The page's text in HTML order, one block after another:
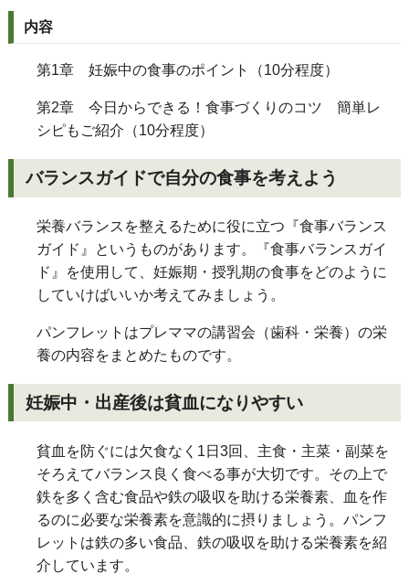
内容
第1章 妊娠中の食事のポイント（10分程度）
第2章 今日からできる！食事づくりのコツ 簡単レ
シピもご紹介（10分程度）
バランスガイドで自分の食事を考えよう
栄養バランスを整えるために役に立つ『食事バランス
ガイド』というものがあります。『食事バランスガイ
ド』を使用して、妊娠期・授乳期の食事をどのように
していけばいいか考えてみましょう。
パンフレットはプレママの講習会（歯科・栄養）の栄
養の内容をまとめたものです。
妊娠中・出産後は貧血になりやすい
貧血を防ぐには欠食なく1日3回、主食・主菜・副菜を
そろえてバランス良く食べる事が大切です。その上で
鉄を多く含む食品や鉄の吸収を助ける栄養素、血を作
るのに必要な栄養素を意識的に摂りましょう。パンフ
レットは鉄の多い食品、鉄の吸収を助ける栄養素を紹
介しています。